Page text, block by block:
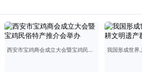
西安市宝鸡商会成立大会暨宝鸡民俗特产推介会举办